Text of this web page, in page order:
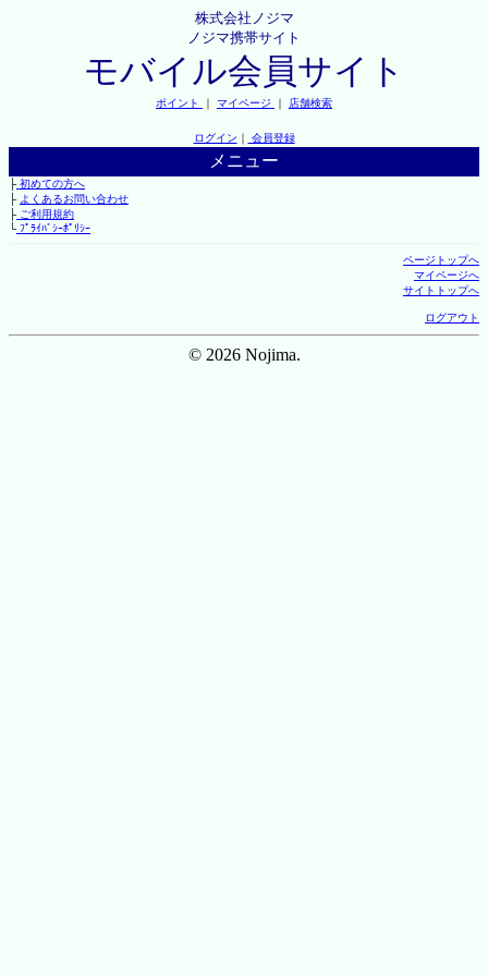
株式会社ノジマ
ノジマ携帯サイト
モバイル会員サイト
ポイント ｜ マイページ ｜ 店舗検索
ログイン ｜ 会員登録
メニュー
├初めての方へ
├ よくあるお問い合わせ
├ご利用規約
└ﾌﾟﾗｲﾊﾞｼｰﾎﾟﾘｼｰ
ページトップへ
マイページへ
サイトトップへ
ログアウト
© 2026 Nojima.